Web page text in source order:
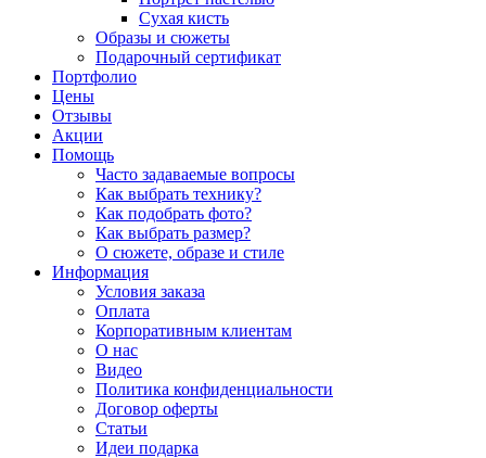
Сухая кисть
Образы и сюжеты
Подарочный сертификат
Портфолио
Цены
Отзывы
Акции
Помощь
Часто задаваемые вопросы
Как выбрать технику?
Как подобрать фото?
Как выбрать размер?
О сюжете, образе и стиле
Информация
Условия заказа
Оплата
Корпоративным клиентам
О нас
Видео
Политика конфиденциальности
Договор оферты
Статьи
Идеи подарка